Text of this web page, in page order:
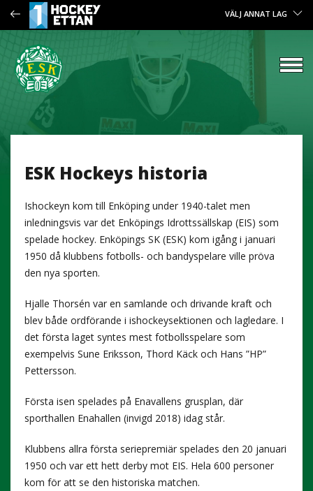
VÄLJ ANNAT LAG
ESK Hockeys historia
Ishockeyn kom till Enköping under 1940-talet men
inledningsvis var det Enköpings Idrottssällskap (EIS) som
spelade hockey. Enköpings SK (ESK) kom igång i januari
1950 då klubbens fotbolls- och bandyspelare ville pröva
den nya sporten.
Hjalle Thorsén var en samlande och drivande kraft och
blev både ordförande i ishockeysektionen och lagledare. I
det första laget syntes mest fotbollsspelare som
exempelvis Sune Eriksson, Thord Käck och Hans ”HP”
Pettersson.
Första isen spelades på Enavallens grusplan, där
sporthallen Enahallen (invigd 2018) idag står.
Klubbens allra första seriepremiär spelades den 20 januari
1950 och var ett hett derby mot EIS. Hela 600 personer
kom för att se den historiska matchen.